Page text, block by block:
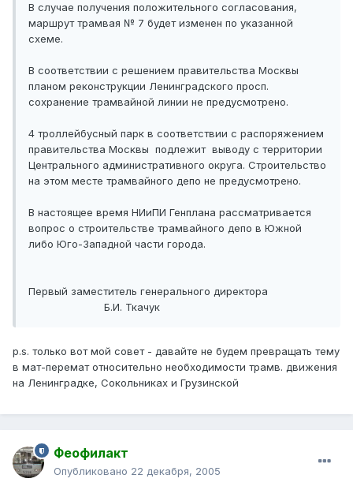
В случае получения положительного согласования,
маршрут трамвая № 7 будет изменен по указанной
схеме.
В соответствии с решением правительства Москвы
планом реконструкции Ленинградского просп.
сохранение трамвайной линии не предусмотрено.
4 троллейбусный парк в соответствии с распоряжением
правительства Москвы подлежит выводу с территории
Центрального административного округа. Строительство
на этом месте трамвайного депо не предусмотрено.
В настоящее время НИиПИ Генплана рассматривается
вопрос о строительстве трамвайного депо в Южной
либо Юго-Западной части города.
Первый заместитель генерального директора
Б.И. Ткачук
p.s. только вот мой совет - давайте не будем превращать тему
в мат-перемат относительно необходимости трамв. движения
на Ленинградке, Сокольниках и Грузинской
Феофилакт
Опубликовано 22 декабря, 2005